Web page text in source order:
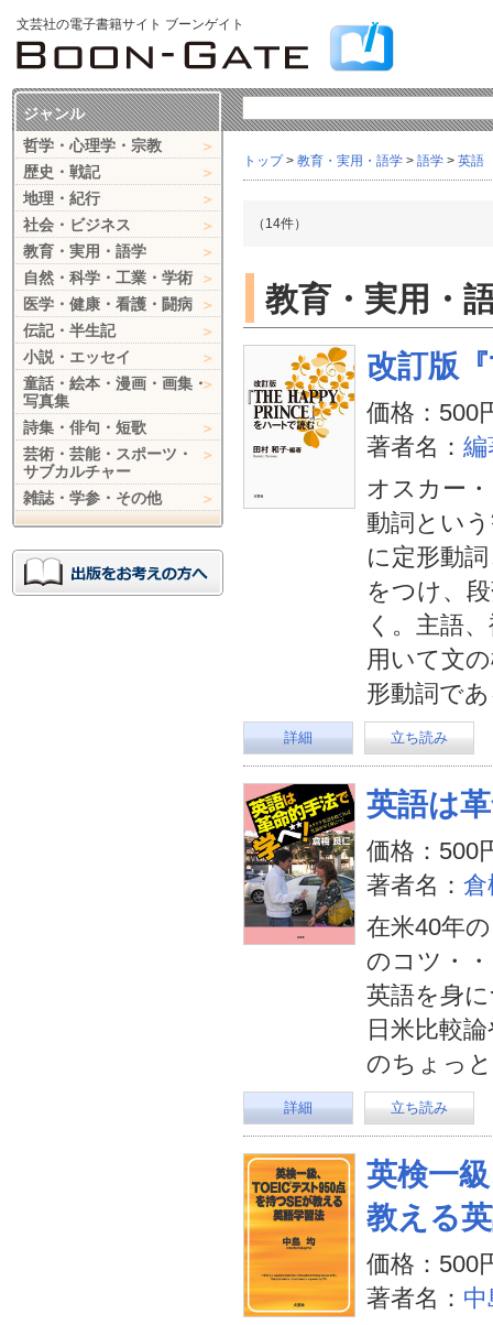
文芸社の電子書籍サイト ブーンゲイト
トップ> 教育・実用・語学 > 語学 > 英語
（14件）
教育・実用・
改訂版
価格：500
著者名： 編
オスカー
動詞とい
に定形動
をつけ、
く。主語
用いて文
形動詞で
詳細 立ち読み
英語は
価格：500
著者名： 倉
在米40年
のコツ・
英語を身
日米比較
のちょっ
詳細 立ち読み
英検一
教える
価格：500
著者名：
ジャンル
哲学・心理学・宗教
歴史・戦記
地理・紀行
社会・ビジネス
教育・実用・語学
自然・科学・工業・学術
医学・健康・看護・闘病
伝記・半生記
小説・エッセイ
童話・絵本・漫画・画集・
写真集
詩集・俳句・短歌
芸術・芸能・スポーツ・
サブカルチャー
雑誌・学参・その他